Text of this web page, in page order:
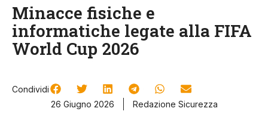
Minacce fisiche e
informatiche legate alla FIFA
World Cup 2026
Condividi
26 Giugno 2026
Redazione Sicurezza